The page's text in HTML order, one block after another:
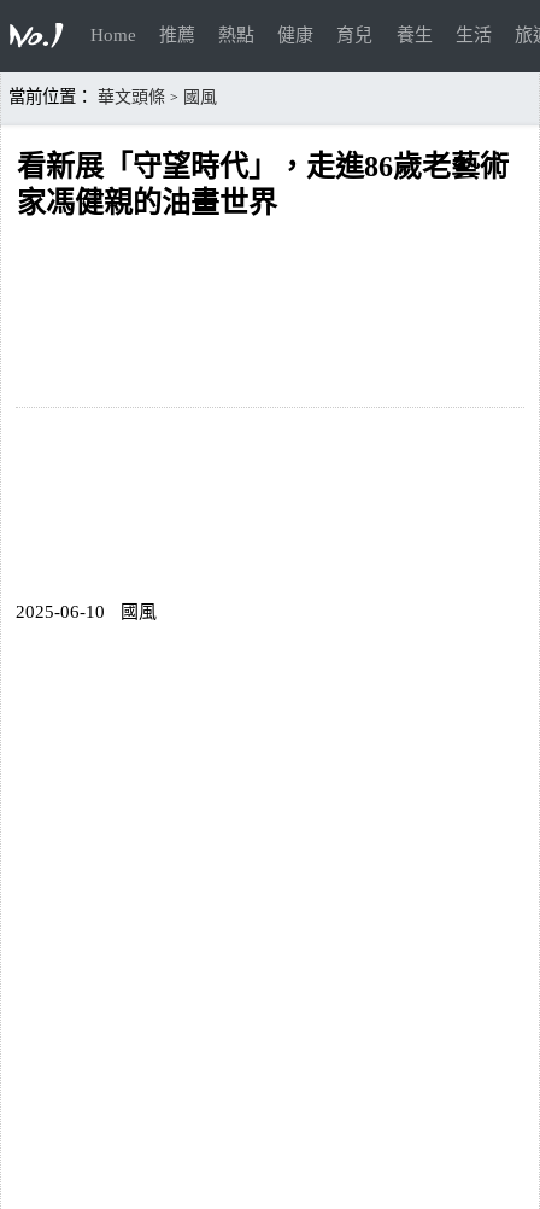
Home 推薦 熱點 健康 育兒 養生 生活 旅
當前位置： 華文頭條 > 國風
看新展「守望時代」，走進86歲老藝術
家馮健親的油畫世界
2025-06-10 國風